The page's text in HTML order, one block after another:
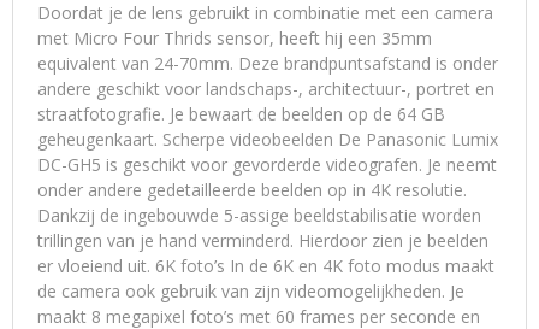
Doordat je de lens gebruikt in combinatie met een camera
met Micro Four Thrids sensor, heeft hij een 35mm
equivalent van 24-70mm. Deze brandpuntsafstand is onder
andere geschikt voor landschaps-, architectuur-, portret en
straatfotografie. Je bewaart de beelden op de 64 GB
geheugenkaart. Scherpe videobeelden De Panasonic Lumix
DC-GH5 is geschikt voor gevorderde videografen. Je neemt
onder andere gedetailleerde beelden op in 4K resolutie.
Dankzij de ingebouwde 5-assige beeldstabilisatie worden
trillingen van je hand verminderd. Hierdoor zien je beelden
er vloeiend uit. 6K foto’s In de 6K en 4K foto modus maakt
de camera ook gebruik van zijn videomogelijkheden. Je
maakt 8 megapixel foto’s met 60 frames per seconde en